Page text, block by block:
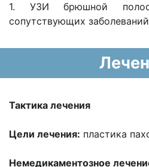
1. УЗИ брюшной
сопутствующих
Тактика лечения
Цели лечения: пластика
Немедикаментозное